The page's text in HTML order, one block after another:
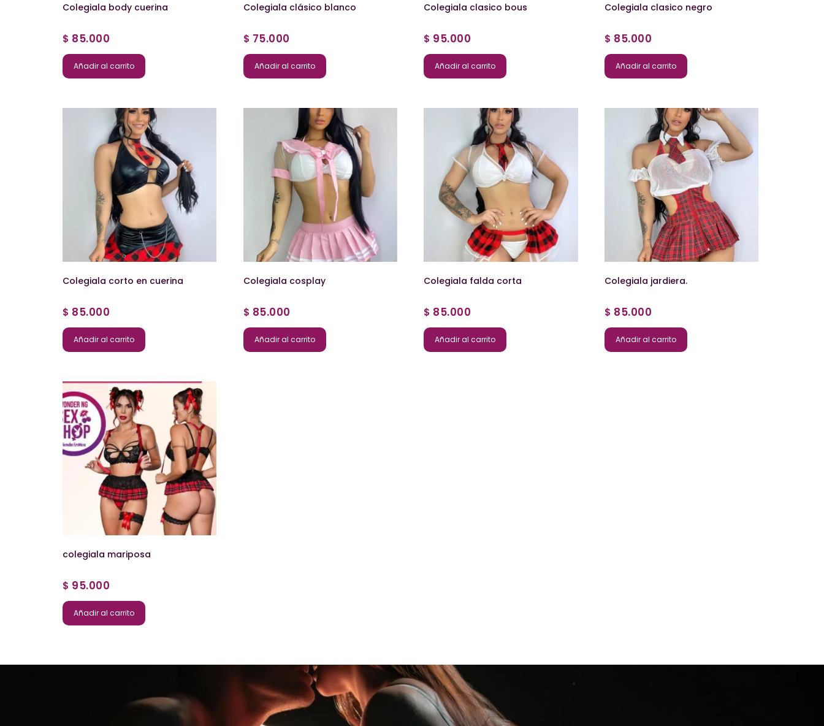
Colegiala body cuerina
$ 85.000
Añadir al carrito
Colegiala clásico blanco
$ 75.000
Añadir al carrito
Colegiala clasico bous
$ 95.000
Añadir al carrito
Colegiala clasico negro
$ 85.000
Añadir al carrito
Colegiala corto en cuerina
$ 85.000
Añadir al carrito
Colegiala cosplay
$ 85.000
Añadir al carrito
Colegiala falda corta
$ 85.000
Añadir al carrito
Colegiala jardiera.
$ 85.000
Añadir al carrito
colegiala mariposa
$ 95.000
Añadir al carrito